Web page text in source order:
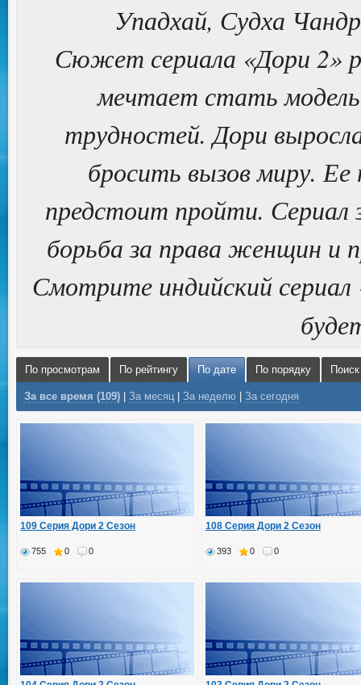
Упадхай, Судха
Сюжет сериала «Дори 2»
мечтает стать
трудностей. Дори
бросить вызов миру. Ее
предстоит пройти.
борьба за права женщин и
Смотрите индийский сериал
По просмотрам По рейтингу По дате По порядку Поиск
За все время (109) За месяц За неделю За сегодня
109 Серия Дори 2 Сезон
755 0 0
108 Серия Дори 2 Сезон
393 0 0